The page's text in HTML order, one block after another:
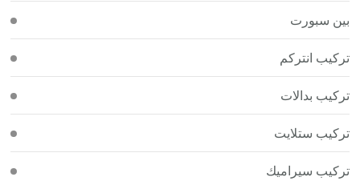
بين سبورت
تركيب انتركم
تركيب بدالات
تركيب ستلايت
تركيب سيراميك